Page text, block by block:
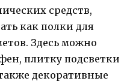
средств,
как полки для
Здесь можно
плитку подсветки
декоративные